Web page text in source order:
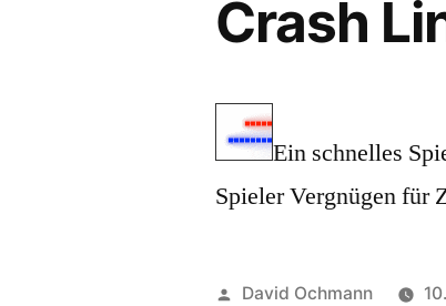
Crash
Ein schnelles
Spieler Vergnügen für
Posted
David Ochmann